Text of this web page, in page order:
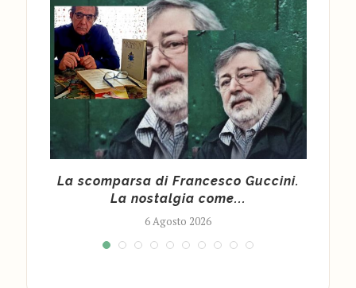
La scomparsa di Francesco Guccini.
La nostalgia come...
6 Agosto 2026